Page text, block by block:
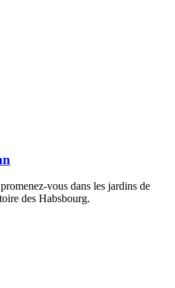
vous dans les jardins de
des Habsbourg.